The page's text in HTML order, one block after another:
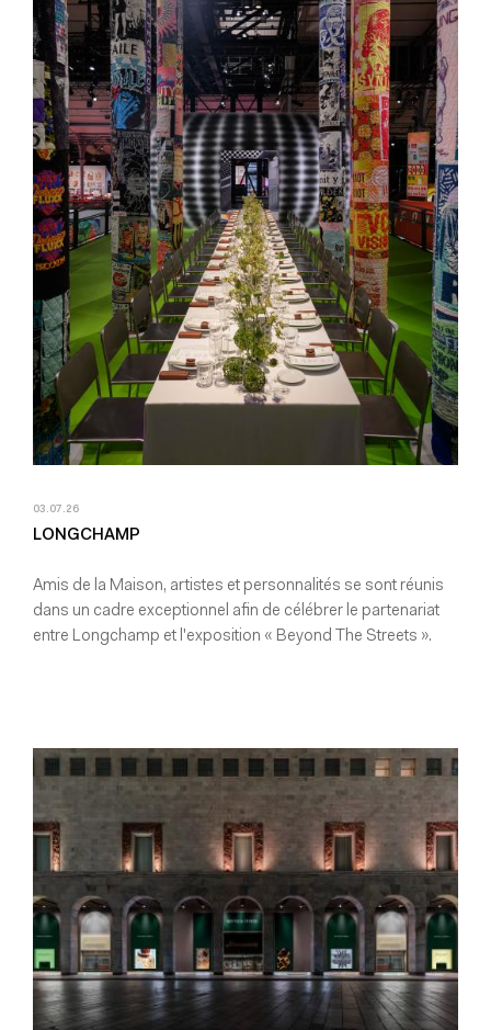
03.07.26
LONGCHAMP
Amis de la Maison, artistes et personnalités se sont réunis
dans un cadre exceptionnel afin de célébrer le partenariat
entre Longchamp et l'exposition « Beyond The Streets ».